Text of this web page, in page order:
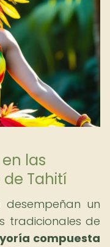
las
de Tahití
un
tradicionales de
compuesta